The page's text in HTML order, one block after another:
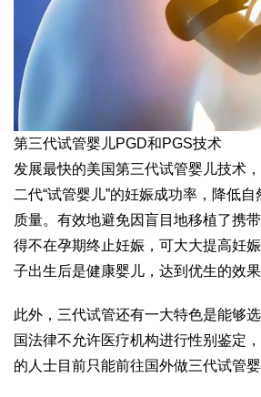
第三代试管婴儿PGD和PGS技术
发展最快的美国第三代试管婴儿技术
二代“试管婴儿”的妊娠成功率，降低
质量。有效地避免因盲目地移植了携
得不在孕期终止妊娠，可大大提高妊
子出生后是健康婴儿，达到优生的效果
此外，三代试管还有一大特色是能够
国法律不允许医疗机构进行性别鉴定
的人士目前只能前往国外做三代试管婴